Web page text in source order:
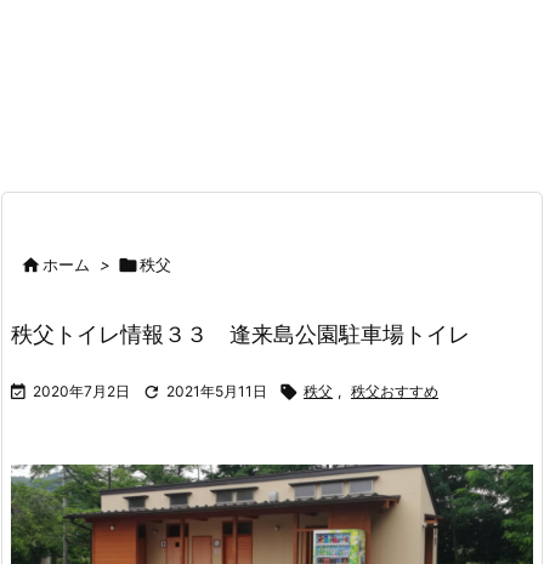
ホーム > 秩父
秩父トイレ情報３３ 逢来島公園駐車場トイレ
 2020年7月2日  2021年5月11日  秩父 , 秩父おすすめ